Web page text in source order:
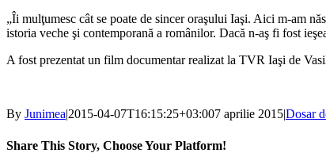
„Îi mulţumesc cât se poate de sincer oraşului Iaşi. Aici m-am
istoria veche şi contemporană a românilor. Dacă n-aş fi fost
A fost prezentat un film documentar realizat la TVR Iaşi de
By Junimea|2015-04-07T16:15:25+03:007 aprilie 2015|Dosar
Share This Story, Choose Your Platform!